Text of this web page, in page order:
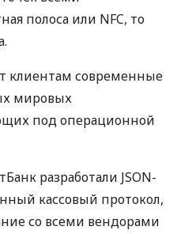
полоса или NFC, то
клиентам современные
мировых
под операционной
разработали JSON-
кассовый протокол,
со всеми вендорами